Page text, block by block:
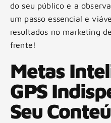
do seu público e a
um passo essencial e
resultados no marketing
frente!
Metas
GPS
Seu